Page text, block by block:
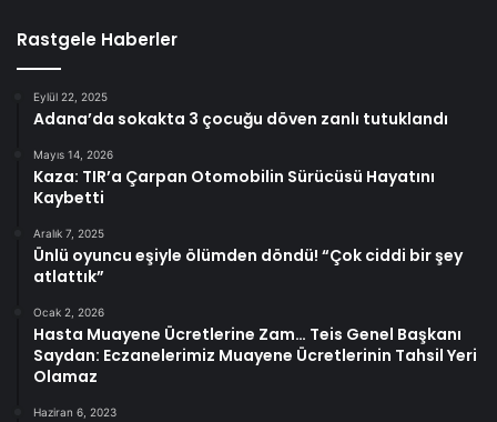
Rastgele Haberler
Eylül 22, 2025
Adana’da sokakta 3 çocuğu döven zanlı tutuklandı
Mayıs 14, 2026
Kaza: TIR’a Çarpan Otomobilin Sürücüsü Hayatını
Kaybetti
Aralık 7, 2025
Ünlü oyuncu eşiyle ölümden döndü! “Çok ciddi bir şey
atlattık”
Ocak 2, 2026
Hasta Muayene Ücretlerine Zam… Teis Genel Başkanı
Saydan: Eczanelerimiz Muayene Ücretlerinin Tahsil Yeri
Olamaz
Haziran 6, 2023